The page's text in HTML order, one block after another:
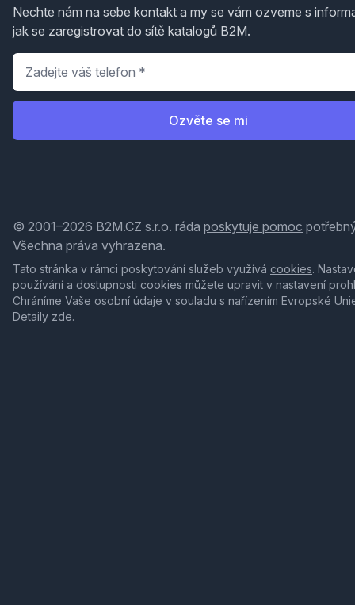
Nechte nám na sebe kontakt a my se vám ozveme s
jak se zaregistrovat do sítě katalogů B2M.
Telefon
Ozvěte se mi
© 2001–2026 B2M.CZ s.r.o. ráda poskytuje pomoc
Všechna práva vyhrazena.
Tato stránka v rámci poskytování služeb využívá cookies.
používání a dostupnosti cookies můžete upravit v nastavení
Chráníme Vaše osobní údaje v souladu s nařízením Evropské
Detaily zde.